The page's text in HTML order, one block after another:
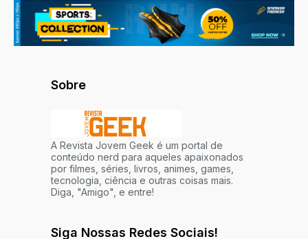
Sobre
A Revista Jovem Geek é um portal de
conteúdo nerd para aqueles apaixonados
por filmes, séries, livros, animes, games,
tecnologia, ciência e outras coisas mais.
Diga, "Amigo", e entre!
Siga Nossas Redes Sociais!